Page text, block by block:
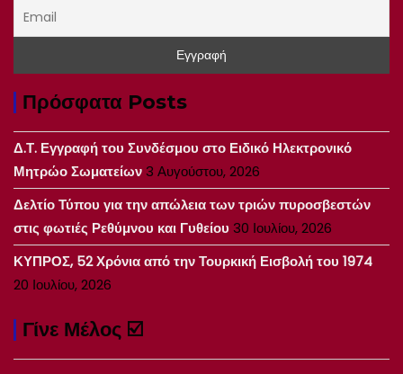
Πρόσφατα Posts
Δ.Τ. Εγγραφή του Συνδέσμου στο Ειδικό Ηλεκτρονικό
Μητρώο Σωματείων3 Αυγούστου, 2026
Δελτίο Τύπου για την απώλεια των τριών πυροσβεστών
στις φωτιές Ρεθύμνου και Γυθείου 30 Ιουλίου, 2026
ΚΥΠΡΟΣ, 52 Χρόνια από την Τουρκική Εισβολή του 1974
20 Ιουλίου, 2026
Γίνε Μέλος ☑️